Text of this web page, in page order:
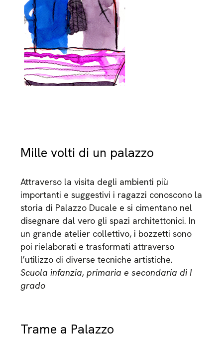
Mille volti di un palazzo
Attraverso la visita degli ambienti più
importanti e suggestivi i ragazzi conoscono la
storia di Palazzo Ducale e si cimentano nel
disegnare dal vero gli spazi architettonici. In
un grande atelier collettivo, i bozzetti sono
poi rielaborati e trasformati attraverso
l’utilizzo di diverse tecniche artistiche.
Scuola infanzia, primaria e secondaria di I
grado
Trame a Palazzo